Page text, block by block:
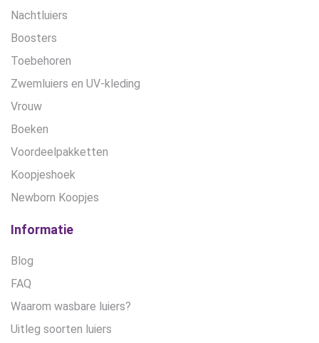
Nachtluiers
Boosters
Toebehoren
Zwemluiers en UV-kleding
Vrouw
Boeken
Voordeelpakketten
Koopjeshoek
Newborn Koopjes
Informatie
Blog
FAQ
Waarom wasbare luiers?
Uitleg soorten luiers